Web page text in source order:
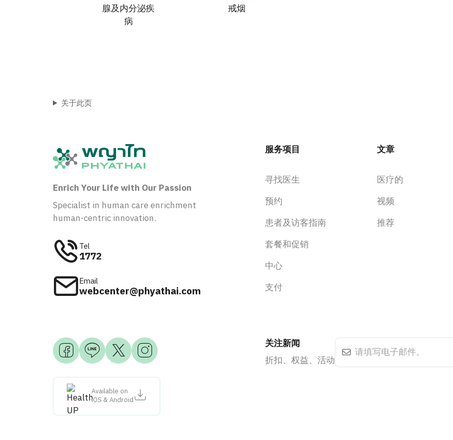
腺及内分泌疾
病
戒烟
关于此页
Enrich Your Life with Our Passion
Specialist in human care enrichment
human-centric innovation.
Tel
1772
Email
webcenter@phyathai.com
服务项目
寻找医生
预约
患者及访客指南
套餐和促销
中心
支付
文章
医疗的
视频
推荐
Available on
iOS & Android
关注新闻
折扣、权益、活动